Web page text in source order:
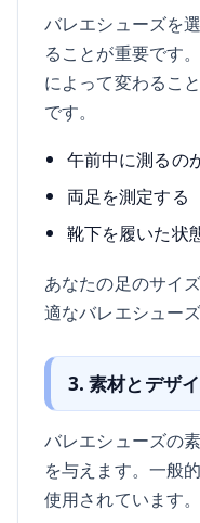
バレエシューズを
ることが重要です
によって変わるこ
です。
午前中に測るの
両足を測定する
靴下を履いた状
あなたの足のサイ
適なバレエシュー
3. 素材とデザ
バレエシューズの
を与えます。一般
使用されています。